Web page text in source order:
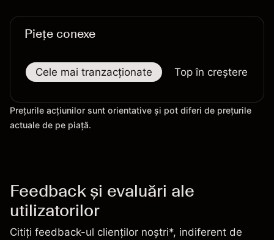
Piețe conexe
Cele mai tranzacționate Top în creștere
Prețurile acțiunilor sunt orientative și pot diferi de prețurile
actuale de pe piață.
Feedback și evaluări ale
utilizatorilor
Citiți feedback-ul clienților noștri*, indiferent de